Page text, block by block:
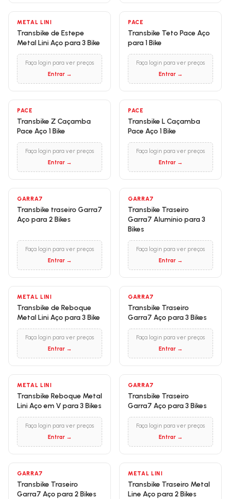
METAL LINI
Transbike de Estepe
Metal Lini Aço para 3 Bike
Faça login para ver preços
Entrar →
PACE
Transbike Teto Pace Aço
para 1 Bike
Faça login para ver preços
Entrar →
PACE
Transbike Z Caçamba
Pace Aço 1 Bike
Faça login para ver preços
Entrar →
PACE
Transbike L Caçamba
Pace Aço 1 Bike
Faça login para ver preços
Entrar →
GARRA7
Transbike traseiro Garra7
Aço para 2 Bikes
Faça login para ver preços
Entrar →
GARRA7
Transbike Traseiro
Garra7 Alumínio para 3
Bikes
Faça login para ver preços
Entrar →
METAL LINI
Transbike de Reboque
Metal Lini Aço para 3 Bike
Faça login para ver preços
Entrar →
GARRA7
Transbike Traseiro
Garra7 Aço para 3 Bikes
Faça login para ver preços
Entrar →
METAL LINI
Transbike Reboque Metal
Lini Aço em V para 3 Bikes
Faça login para ver preços
Entrar →
GARRA7
Transbike Traseiro
Garra7 Aço para 3 Bikes
Faça login para ver preços
Entrar →
GARRA7
Transbike Traseiro
Garra7 Aço para 2 Bikes
METAL LINI
Transbike Traseiro Metal
Line Aço para 2 Bikes